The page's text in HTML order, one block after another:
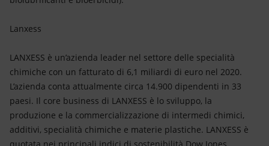
Lanxess
LANXESS è un’azienda leader nel settore delle specialità
chimiche con un fatturato di 6,1 miliardi di euro nel 2020.
L’azienda conta attualmente circa 14.900 dipendenti in 33
paesi. Il core business di LANXESS è lo sviluppo, la
produzione e la commercializzazione di intermedi chimici,
additivi, specialità chimiche e materie plastiche. LANXESS è